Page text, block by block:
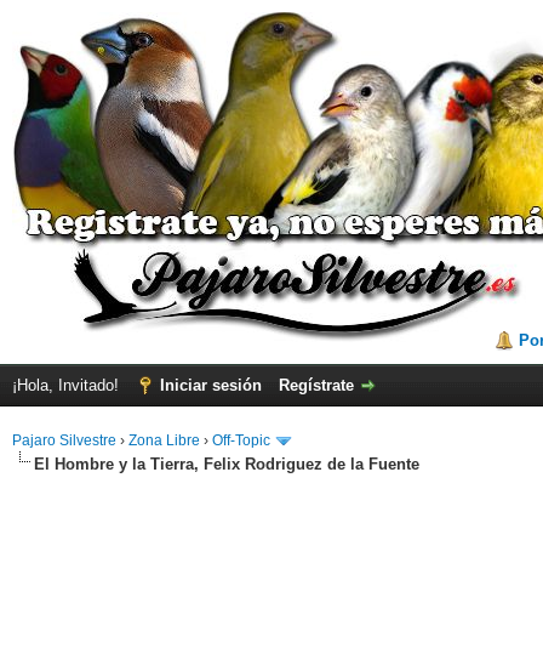
¡Hola, Invitado! Iniciar sesión Regístrate
Pajaro Silvestre › Zona Libre › Off-Topic
El Hombre y la Tierra, Felix Rodriguez de la Fuente